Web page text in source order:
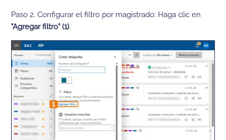
Paso 2. Configurar el filtro por magistrado: Haga clic en
"Agregar filtro" (1).